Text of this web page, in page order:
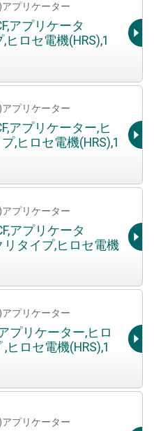
プリケーター
アプリケータ
ヒロセ電機(HRS),1
プリケーター
アプリケーター,ヒ
,ヒロセ電機(HRS),1
プリケーター
アプリケータ
リタイプ,ヒロセ電機
プリケーター
プリケーター,ヒロ
ヒロセ電機(HRS),1
プリケーター